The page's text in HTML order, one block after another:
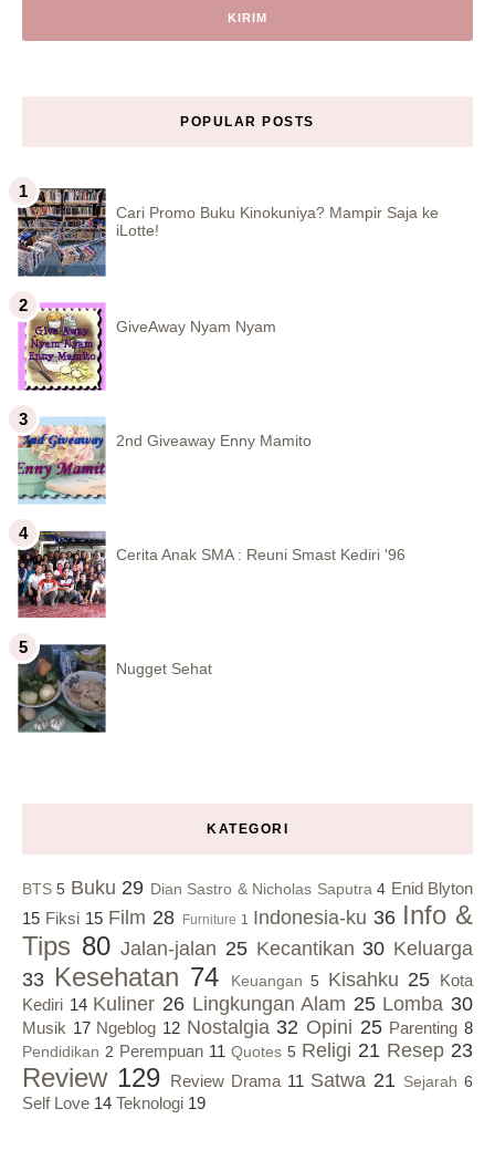
POPULAR POSTS
Cari Promo Buku Kinokuniya? Mampir Saja ke
iLotte!
GiveAway Nyam Nyam
2nd Giveaway Enny Mamito
Cerita Anak SMA : Reuni Smast Kediri '96
Nugget Sehat
KATEGORI
BTS 5 Buku 29 Dian Sastro & Nicholas Saputra 4 Enid Blyton
15 Fiksi 15 Film 28 Furniture 1 Indonesia-ku 36 Info &
Tips 80 Jalan-jalan 25 Kecantikan 30 Keluarga
33 Kesehatan 74 Keuangan 5 Kisahku 25 Kota
Kediri 14 Kuliner 26 Lingkungan Alam 25 Lomba 30
Musik 17 Ngeblog 12 Nostalgia 32 Opini 25 Parenting 8
Pendidikan 2 Perempuan 11 Quotes 5 Religi 21 Resep 23
Review 129 Review Drama 11 Satwa 21 Sejarah 6
Self Love 14 Teknologi 19